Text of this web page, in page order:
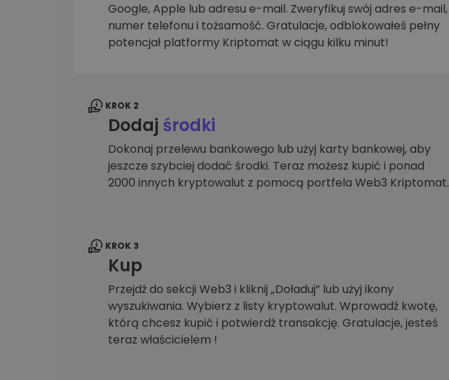
Explorer inwestycji
Znajdź swoją strategię kryptowalut
Google, Apple lub adresu e-mail. Zweryfikuj swój adres e-mail,
numer telefonu i tożsamość. Gratulacje, odblokowałeś pełny
potencjał platformy Kriptomat w ciągu kilku minut!
KROK 2
Dodaj środki
Dokonaj przelewu bankowego lub użyj karty bankowej, aby
jeszcze szybciej dodać środki. Teraz możesz kupić i ponad
2000 innych kryptowalut z pomocą portfela Web3 Kriptomat.
KROK 3
Kup
Przejdź do sekcji Web3 i kliknij „Doładuj” lub użyj ikony
wyszukiwania. Wybierz z listy kryptowalut. Wprowadź kwotę,
którą chcesz kupić i potwierdź transakcję. Gratulacje, jesteś
teraz właścicielem !